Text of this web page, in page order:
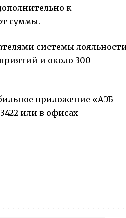
к
суммы.
системы
и около 300
приложение «АЭБ
или в офисах